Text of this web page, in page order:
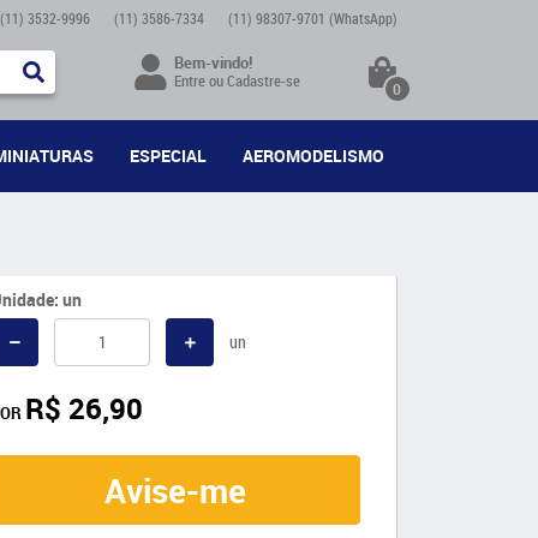
(11) 3532-9996 (11) 3586-7334 (11) 98307-9701 (WhatsApp)
Bem-vindo!
EntreouCadastre-se 0
ESPECIAL AEROMODELISMO
un
un
R$ 26,90
Avise-me